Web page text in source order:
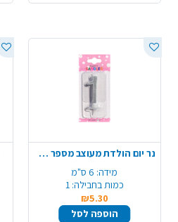
נר יום הולדת מעוצב מספר 1 - כסף
מידה: 6 ס"מ
כמות בחבילה: 1
₪5.30
הוספה לסל